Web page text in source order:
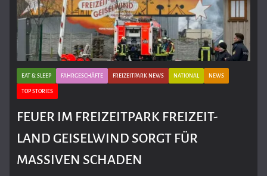
EAT & SLEEP FAHRGESCHÄFTE FREIZEITPARK NEWS NATIONAL NEWS
TOP STORIES
FEUER IM FREIZEITPARK FREIZEIT-
LAND GEISELWIND SORGT FÜR
MASSIVEN SCHADEN